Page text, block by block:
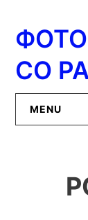
содержимому
СО
MENU